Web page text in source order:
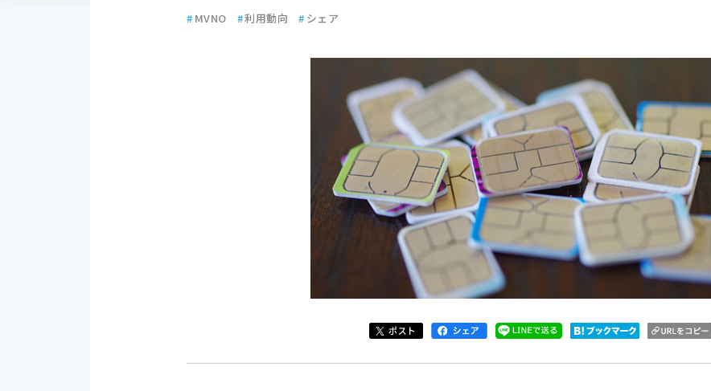
# MVNO #利用動向 # シェア